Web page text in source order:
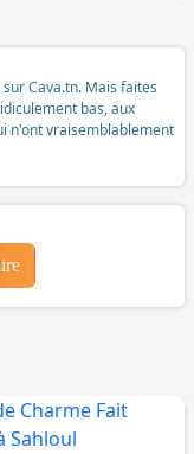
Cava.tn. Mais faites
bas, aux
n'ont vraisemblablement